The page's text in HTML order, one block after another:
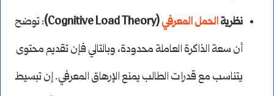
نظريةالحمل المعرفي(Cognitive Load Theory)
: توضح
أن سعة الذاكرة العاملة محدودة، وبالتالي فإن تقديم محتوى
يتناسب مع قدرات الطالب يمنع الإرهاق المعرفي. إن تبسيط